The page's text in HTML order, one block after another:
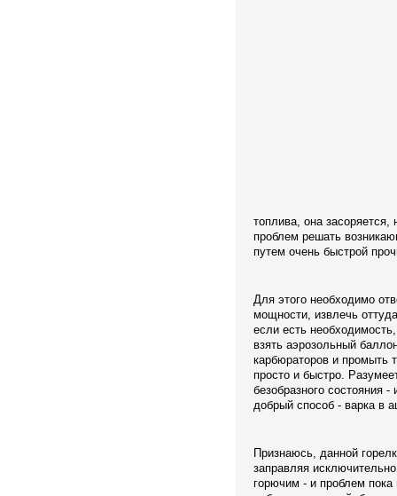
топлива, она засоряется,
проблем решать
путем очень быстрой
Для этого необходимо
мощности, извлечь
если есть
взять аэрозольный
карбюраторов и промыть
просто и быстро.
безобразного состояния
добрый способ - варка в
Признаюсь, данной
заправляя
горючим - и проблем